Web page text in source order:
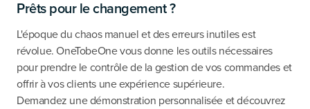
Prêts pour le changement ?
L'époque du chaos manuel et des erreurs inutiles est
révolue. OneTobeOne vous donne les outils nécessaires
pour prendre le contrôle de la gestion de vos commandes et
offrir à vos clients une expérience supérieure.
Demandez une démonstration personnalisée et découvrez